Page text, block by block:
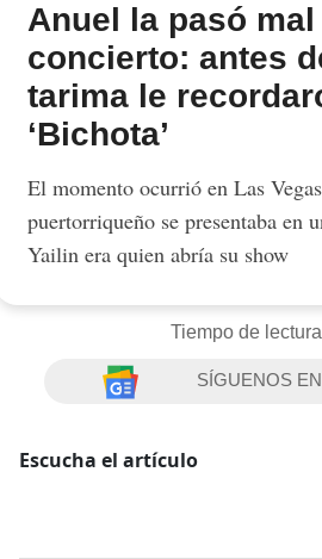
Anuel la pasó
concierto: antes
tarima le
‘Bichota’
El momento ocurrió en Las
puertorriqueño se presentaba en
Yailin era quien abría su show
Tiempo de
SÍGUENOS
Escucha el artículo